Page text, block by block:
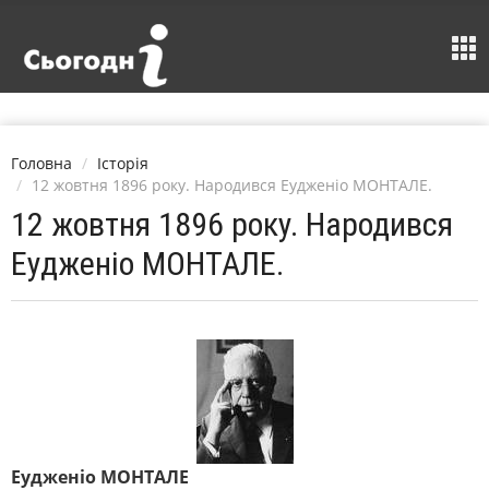
Головна
Історія
12 жовтня 1896 року. Народився Еудженіо МОНТАЛЕ.
12 жовтня 1896 року. Народився
Еудженіо МОНТАЛЕ.
Еудженіо МОНТАЛЕ